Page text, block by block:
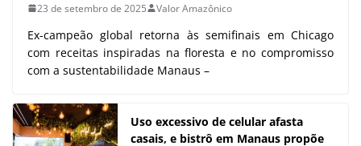
23 de setembro de 2025 Valor Amazônico
Ex-campeão global retorna às semifinais em Chicago
com receitas inspiradas na floresta e no compromisso
com a sustentabilidade Manaus –
Uso excessivo de celular afasta
casais, e bistrô em Manaus propõe